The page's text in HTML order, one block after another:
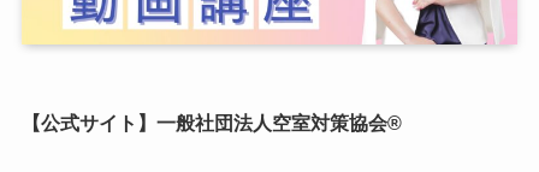
【公式サイト】一般社団法人空室対策協会®︎